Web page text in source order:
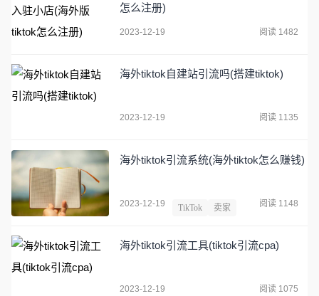
怎么注册)
2023-12-19 阅读 1482
海外tiktok自建站引流吗(搭建tiktok)
2023-12-19 阅读 1135
海外tiktok引流系统(海外tiktok怎么赚钱)
2023-12-19 TikTok 卖家 阅读 1148
海外tiktok引流工具(tiktok引流cpa)
2023-12-19 阅读 1075